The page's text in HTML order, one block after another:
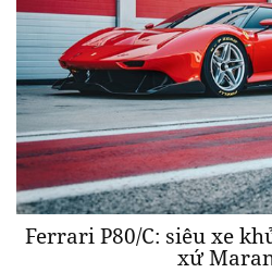
Ferrari P80/C: siêu xe
xứ